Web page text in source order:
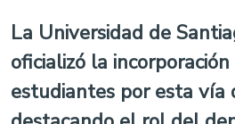
La Universidad de
oficializó la
estudiantes por esta vía